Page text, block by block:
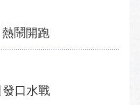
熱鬧開跑
口水戰